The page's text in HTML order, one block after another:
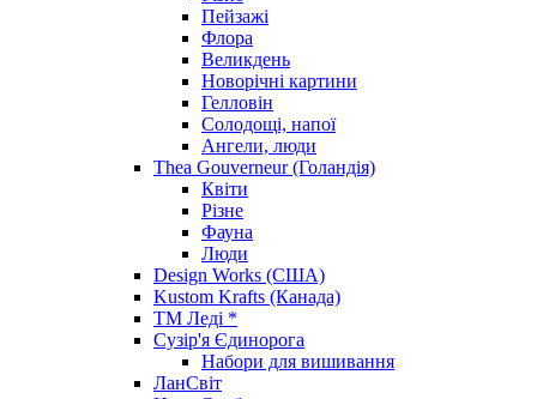
Пейзажі
Флора
Великдень
Новорічні картини
Гелловін
Солодощі, напої
Ангели, люди
Thea Gouverneur (Голандія)
Квіти
Різне
Фауна
Люди
Design Works (США)
Kustom Krafts (Канада)
ТМ Леді *
Сузір'я Єдинорога
Набори для вишивання
ЛанСвіт